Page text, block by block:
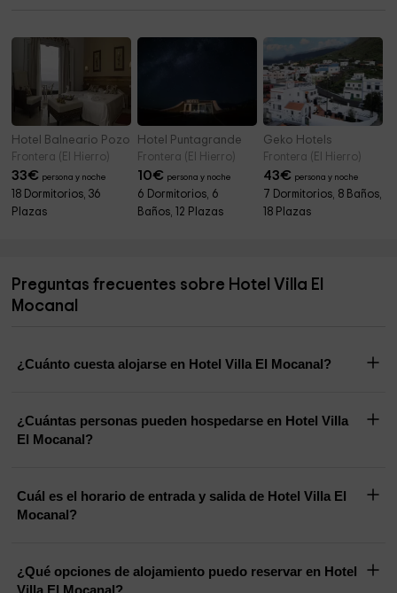
Hotel Balneario Pozo de la Salud
Frontera (El Hierro)
33€ persona y noche
18 Dormitorios, 36
Plazas
Hotel Puntagrande
Frontera (El Hierro)
10€ persona y noche
6 Dormitorios, 6
Baños, 12 Plazas
Geko Hotels
Frontera (El Hierro)
43€ persona y noche
7 Dormitorios, 8 Baños,
18 Plazas
Preguntas frecuentes sobre Hotel Villa El
Mocanal
¿Cuánto cuesta alojarse en Hotel Villa El Mocanal?
¿Cuántas personas pueden hospedarse en Hotel Villa
El Mocanal?
Cuál es el horario de entrada y salida de Hotel Villa El
Mocanal?
¿Qué opciones de alojamiento puedo reservar en Hotel
Villa El Mocanal?